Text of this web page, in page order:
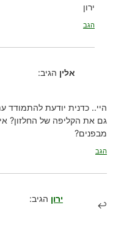
ירון
הגב
אלין הגיב:
היי.. כדנית יודעת להתמודד
גם את הקליפה של החלזון?
מבפנים?
הגב
ירון הגיב: